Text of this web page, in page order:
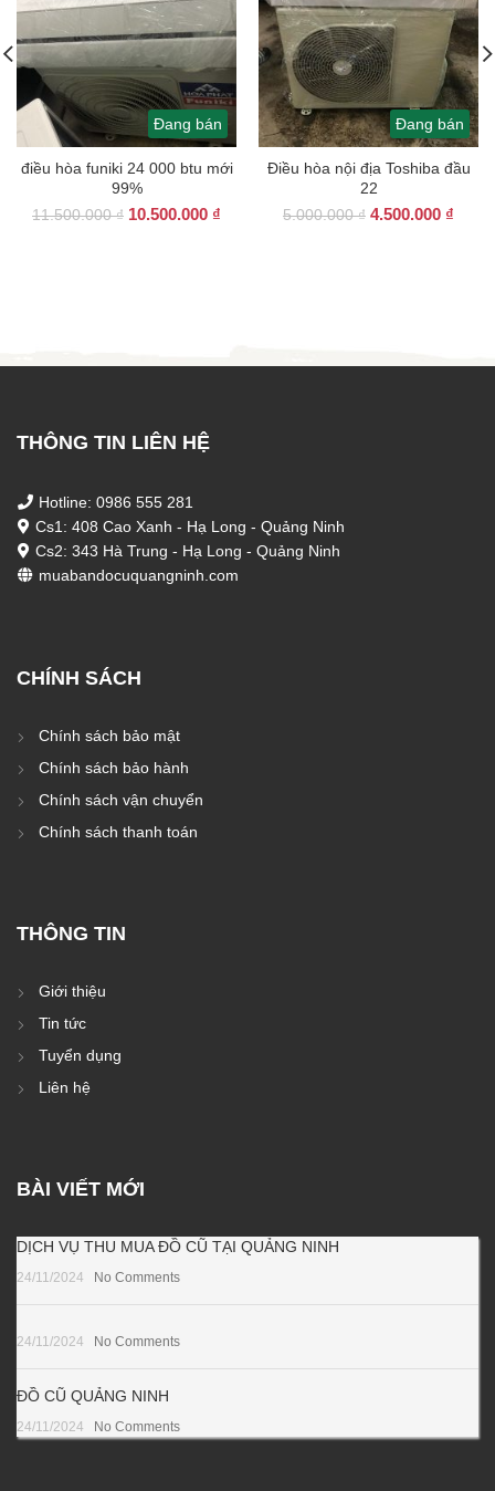
Đang bán
điều hòa funiki 24 000 btu mới
99%
11.500.000₫ Giá
10.500.000 ₫
Đang bán
Điều hòa nội địa Toshiba đầu
22
5.000.000₫ Giá
4.500.000 ₫
THÔNG TIN LIÊN HỆ
Hotline: 0986 555 281
Cs1: 408 Cao Xanh - Hạ Long - Quảng Ninh
Cs2: 343 Hà Trung - Hạ Long - Quảng Ninh
muabandocuquangninh.com
CHÍNH SÁCH
Chính sách bảo mật
Chính sách bảo hành
Chính sách vận chuyển
Chính sách thanh toán
THÔNG TIN
Giới thiệu
Tin tức
Tuyển dụng
Liên hệ
BÀI VIẾT MỚI
DỊCH VỤ THU MUA ĐỒ CŨ TẠI QUẢNG NINH
24/11/2024 No Comments
24/11/2024 No Comments
ĐỒ CŨ QUẢNG NINH
24/11/2024 No Comments